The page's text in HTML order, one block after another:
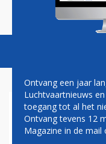
Magazine
CHRIS
Ontvang een jaar
Luchtvaartnieuws
toegang tot al het
Ontvang tevens 12
Magazine in de mail